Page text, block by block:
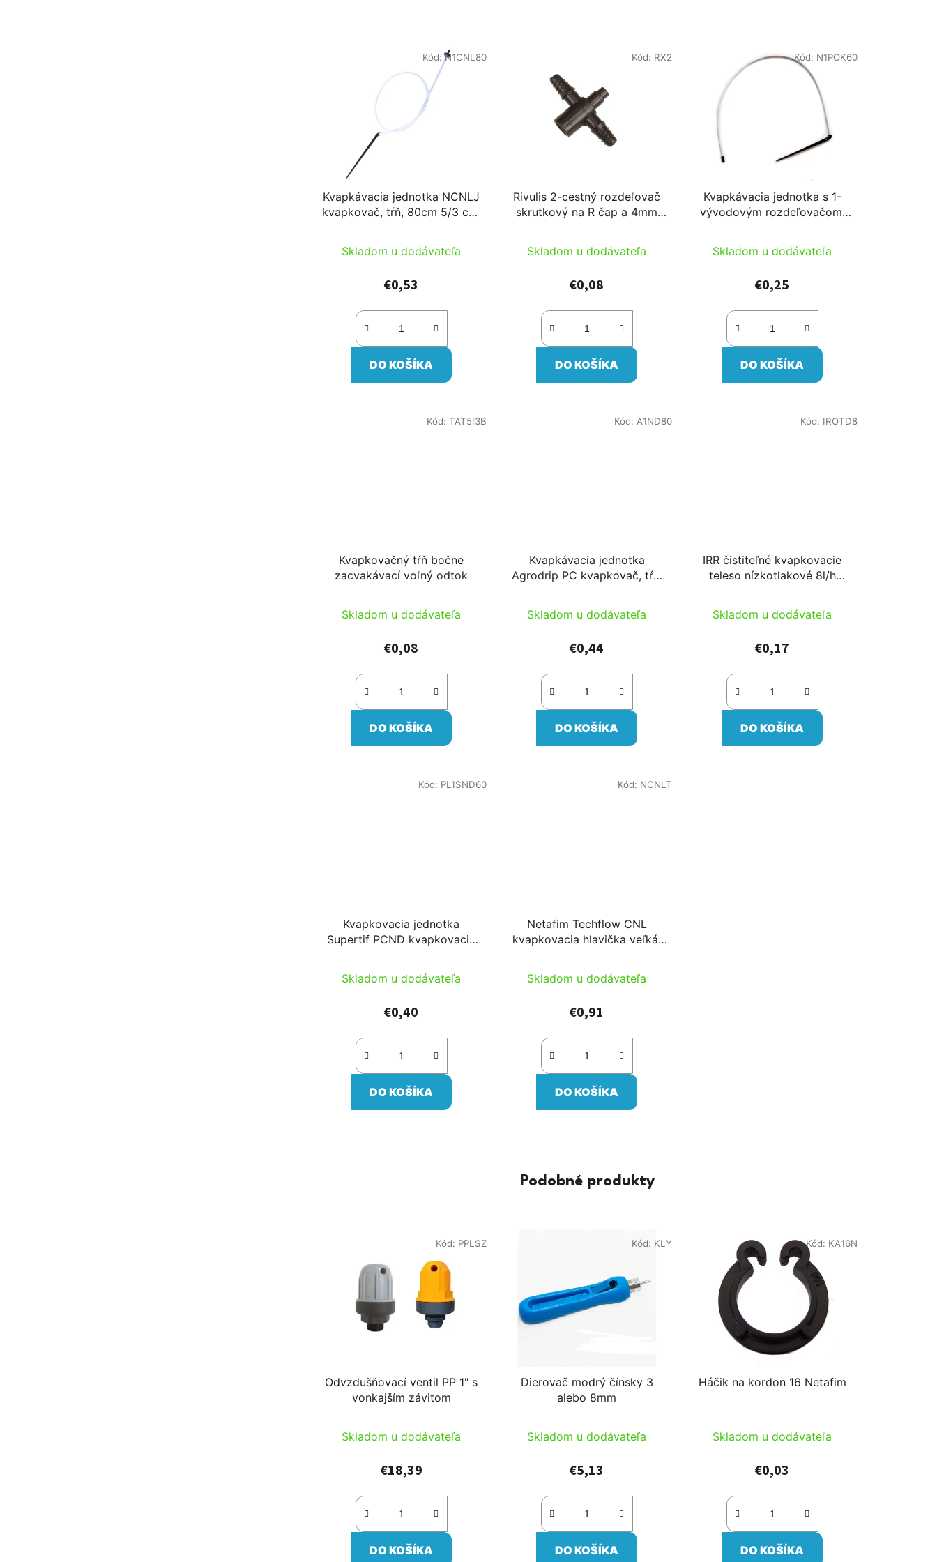
Kvapkávacia jednotka NCNLJ
kvapkovač, tŕň, 80cm 5/3 cső
Skladom u dodávateľa
€0,53
DO KOŠÍKA
Kód:N1CNL80
Rivulis 2-cestný rozdeľovač
skrutkový na R čap a 4mm
Skladom u dodávateľa
€0,08
DO KOŠÍKA
Kód: RX2
Kvapkávacia jednotka s 1-
vývodovým rozdeľovačom,
Skladom u dodávateľa
€0,25
DO KOŠÍKA
Kód: N1POK60
Kvapkovačný tŕň bočne
zacvakávací voľný odtok
Skladom u dodávateľa
€0,08
DO KOŠÍKA
Kód: TAT5I3B
Kvapkávacia jednotka
Agrodrip PC kvapkovač, tŕň,
Skladom u dodávateľa
€0,44
DO KOŠÍKA
Kód: A1ND80
IRR čistiteľné kvapkovacie
teleso nízkotlakové 8l/h
Skladom u dodávateľa
€0,17
DO KOŠÍKA
Kód: IROTD8
Kvapkovacia jednotka
Supertif PCND kvapkovacia
Skladom u dodávateľa
€0,40
DO KOŠÍKA
Kód: PL1SND60
Netafim Techflow CNL
kvapkovacia hlavička veľká,
rozdeľovač
Skladom u dodávateľa
€0,91
DO KOŠÍKA
Kód: NCNLT
Podobné produkty
Odvzdušňovací ventil PP 1" s
vonkajším závitom
Skladom u dodávateľa
€18,39
DO KOŠÍKA
Kód: PPLSZ
Dierovač modrý čínsky 3
alebo 8mm
Skladom u dodávateľa
€5,13
DO KOŠÍKA
Kód: KLY
Háčik na kordon 16 Netafim
Skladom u dodávateľa
€0,03
DO KOŠÍKA
Kód: KA16N